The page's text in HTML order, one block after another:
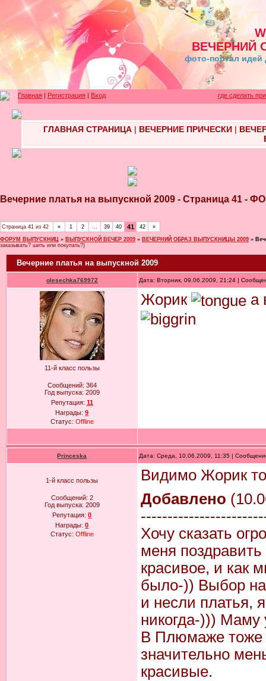
ВЕЧЕРНИЙ
фото-портал идей
Главная | Регистрация | Вход где сделать
ГЛАВНАЯ СТРАНИЦА| ВЕЧЕРНИЕ ПРИЧЕСКИ|
Вечерние платья на выпускной 2009 - Страница 41
Страница 41 из 42 « 1 2 … 39 40 41 42 »
ФОРУМ ВЫПУСКНИЦ » ВЫПУСКНОЙ ВЕЧЕР 2009 » ВЕЧЕРНИЙ ОБРАЗ ВЫПУСКНИЦЫ 2009 »
заказывать? шить или покупать?)
Вечерние платья на выпускной 2009
olesechka769972 Дата: Вторник, 09.06.2009, 21:24 |
11-й класс пользы
Сообщений: 364
Год выпуска: 2009
Репутация: 11
Награды:9
Статус: Offline
Жорик а
Princeska Дата: Среда, 10.06.2009, 11:35 |
1-й класс пользы
Сообщений: 2
Год выпуска: 2009
Репутация:0
Награды:0
Статус: Offline
Видимо Жорик
Добавлено
Хочу сказать
меня
красивое, и как
было-)) Выбор
и несли платья,
никогда-))) Маму
В Плюмаже тоже
значительно
красивые.